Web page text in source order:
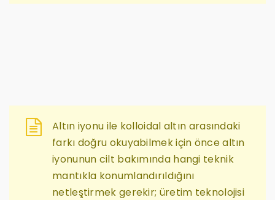
Altın iyonu ile kolloidal altın arasındaki
farkı doğru okuyabilmek için önce altın
iyonunun cilt bakımında hangi teknik
mantıkla konumlandırıldığını
netleştirmek gerekir; üretim teknolojisi